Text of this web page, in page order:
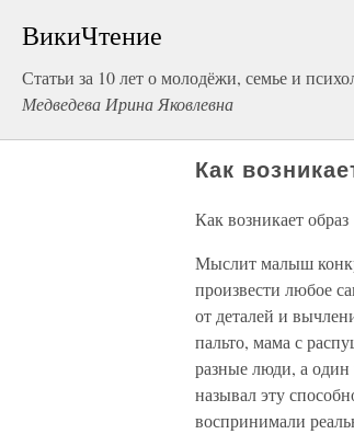
ВикиЧтение
Статьи за 10 лет о молодёжи, семье и
Медведева Ирина Яковлевна
Как
Как возникает образ
Мыслит малыш
произвести любое
от деталей и
пальто, мама с
разные люди, а
называл эту
воспринимали